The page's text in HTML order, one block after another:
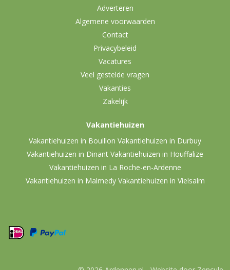
Adverteren
Algemene voorwaarden
Contact
Privacybeleid
Vacatures
Veel gestelde vragen
Vakanties
Zakelijk
Vakantiehuizen
Vakantiehuizen in Bouillon Vakantiehuizen in Durbuy
Vakantiehuizen in Dinant Vakantiehuizen in Houffalize
Vakantiehuizen in La Roche-en-Ardenne
Vakantiehuizen in Malmedy Vakantiehuizen in Vielsalm